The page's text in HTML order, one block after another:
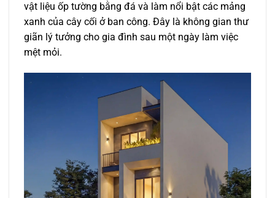
vật liệu ốp tường bằng đá và làm nổi bật các mảng
xanh của cây cối ở ban công. Đây là không gian thư
giãn lý tưởng cho gia đình sau một ngày làm việc
mệt mỏi.